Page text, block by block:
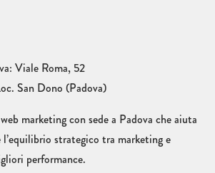
Viale Roma, 52
San Dono (Padova)
marketing con sede a Padova che aiuta
l’equilibrio strategico tra marketing e
performance.